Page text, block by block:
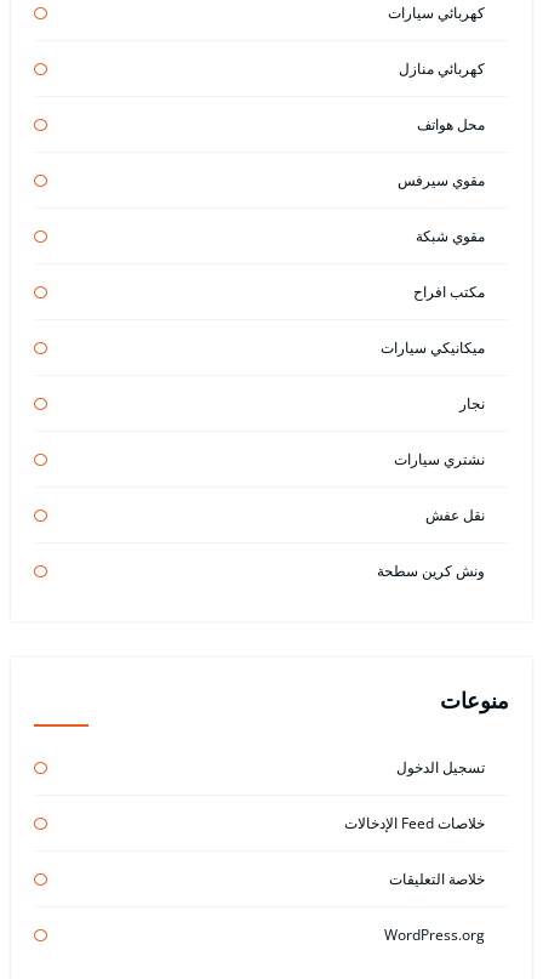
كهربائي سيارات
كهربائي منازل
محل هواتف
مقوي سيرفس
مقوي شبكة
مكتب افراح
ميكانيكي سيارات
نجار
نشتري سيارات
نقل عفش
ونش كرين سطحة
منوعات
تسجيل الدخول
خلاصات Feed الإدخالات
خلاصة التعليقات
WordPress.org